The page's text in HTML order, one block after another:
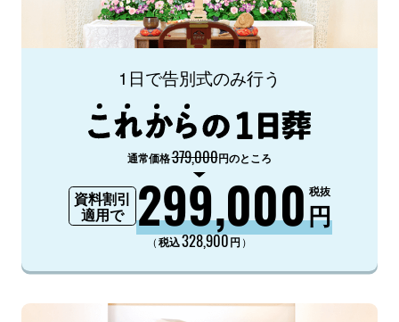
1日で告別式のみ行う
通常価格379,000円のところ
資料割引
適用で
299,000円
税抜
（税込328,900円 ）